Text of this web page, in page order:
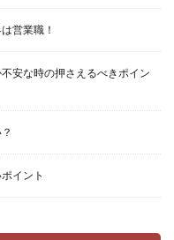
営業職！
安な時の押さえるべきポイン
イント